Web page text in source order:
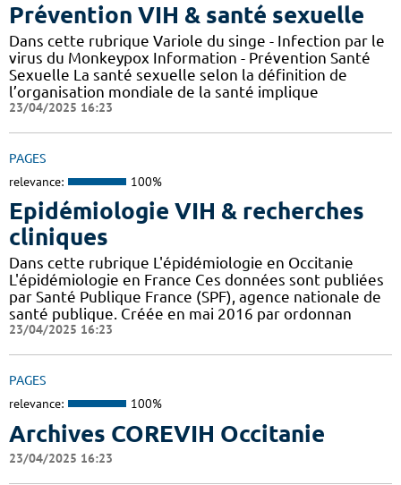
Prévention VIH & santé sexuelle
Dans cette rubrique Variole du singe - Infection par le
virus du Monkeypox Information - Prévention Santé
Sexuelle La santé sexuelle selon la définition de
l’organisation mondiale de la santé implique
23/04/2025 16:23
PAGES
relevance: 100%
Epidémiologie VIH & recherches
cliniques
Dans cette rubrique L'épidémiologie en Occitanie
L'épidémiologie en France Ces données sont publiées
par Santé Publique France (SPF), agence nationale de
santé publique. Créée en mai 2016 par ordonnan
23/04/2025 16:23
PAGES
relevance: 100%
Archives COREVIH Occitanie
23/04/2025 16:23